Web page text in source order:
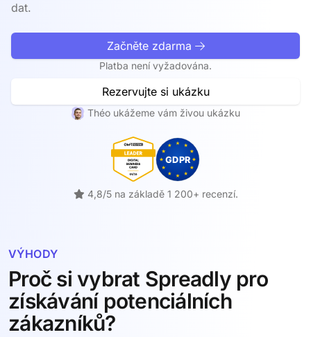
dat.
Začněte zdarma
Platba není vyžadována.
Rezervujte si ukázku
Théo ukážeme vám živou ukázku
4,8/5 na základě 1 200+ recenzí.
VÝHODY
Proč si vybrat Spreadly pro
získávání potenciálních
zákazníků?